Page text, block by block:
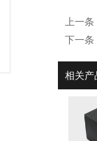
上一条
下一条
相关产